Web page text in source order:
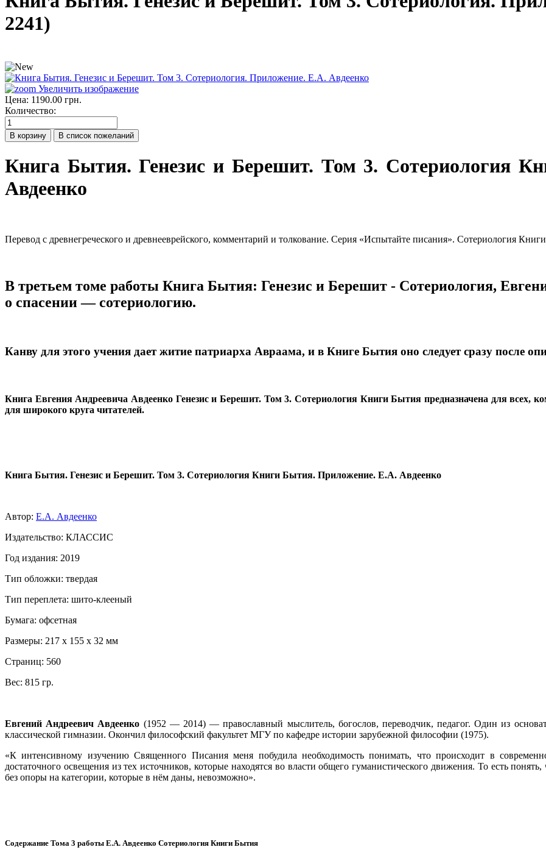
2241)
Увеличить изображение
Цена: 1190.00 грн.
Количество:
Книга Бытия. Генезис и Берешит. Том 3. Сотериология
Авдеенко
Перевод с древнегреческого и древнееврейского, комментарий и толкование. Серия «Испытайте писания». Сотериология
В третьем томе работы Книга Бытия: Генезис и Берешит - Сотериология,
о спасении — сотериологию.
Канву для этого учения дает житие патриарха Авраама, и в Книге Бытия оно следует сразу после
Книга Евгения Андреевича Авдеенко Генезис и Берешит. Том 3. Сотериология Книги Бытия предназначена для всех,
для широкого круга читателей.
Книга Бытия. Генезис и Берешит. Том 3. Сотериология Книги Бытия. Приложение. Е.А. Авдеенко
Автор: Е.А. Авдеенко
Издательство: КЛАССИС
Год издания: 2019
Тип обложки: твердая
Тип переплета: шито-клееный
Бумага: офсетная
Размеры: 217 х 155 х 32 мм
Страниц: 560
Вес: 815 гр.
Евгений Андреевич Авдеенко (1952 — 2014) — православный мыслитель, богослов, переводчик, педагог. Один из
классической гимназии. Окончил философский факультет МГУ по кафедре истории зарубежной философии (1975).
«К интенсивному изучению Священного Писания меня побудила необходимость понимать, что происходит в
достаточного освещения из тех источников, которые находятся во власти общего гуманистического движения. То есть
без опоры на категории, которые в нём даны, невозможно».
Содержание Тома 3 работы Е.А. Авдеенко Сотериология Книги Бытия